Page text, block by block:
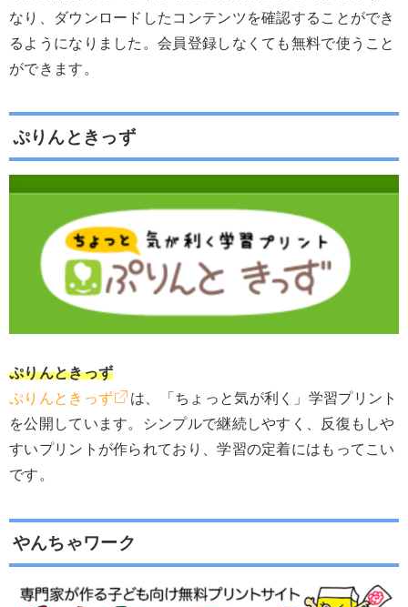
なり、ダウンロードしたコンテンツを確認することができ
るようになりました。会員登録しなくても無料で使うこと
ができます。
ぷりんときっず
ぷりんときっず
ぷりんときっず
は、「ちょっと気が利く」学習プリント
を公開しています。シンプルで継続しやすく、反復もしや
すいプリントが作られており、学習の定着にはもってこい
です。
やんちゃワーク